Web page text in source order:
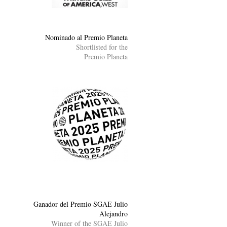
Nominado al Premio Planeta
Shortlisted for the
Premio Planeta
Ganador del Premio SGAE Julio
Alejandro
Winner of the SGAE Julio